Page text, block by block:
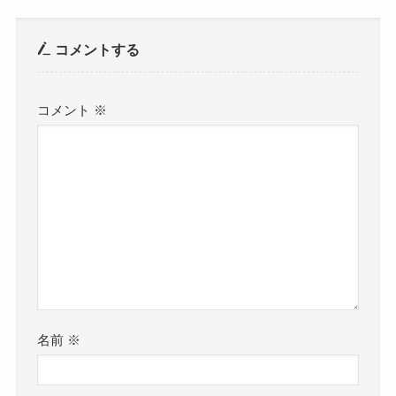
コメントする
コメント ※
名前 ※